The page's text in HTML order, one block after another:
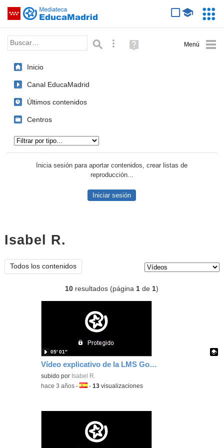
Saltar navegación
Palabra o frase: Búsqueda avanzada
Ayuda
(en
Inicio
Canal EducaMadrid
Últimos contenidos
Centros
Inicia sesión para aportar contenidos, crear listas de
reproducción...
Iniciar sesión
Isabel R.
Todos los contenidos
10 resultados (página1 de1)
Vídeo explicativo de la LMS Google Classroom (Definitivo)
Contenido educativo.
subido por Isabel R.
05′ 01″
-hace 3 años -Idioma:
-13 visualizaciones